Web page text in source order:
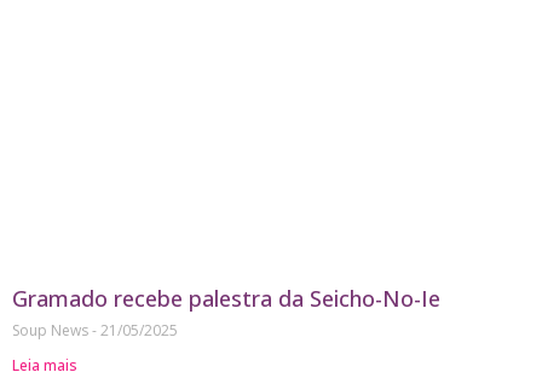
Gramado recebe palestra da Seicho-No-Ie
Soup News 21/05/2025
Leia mais